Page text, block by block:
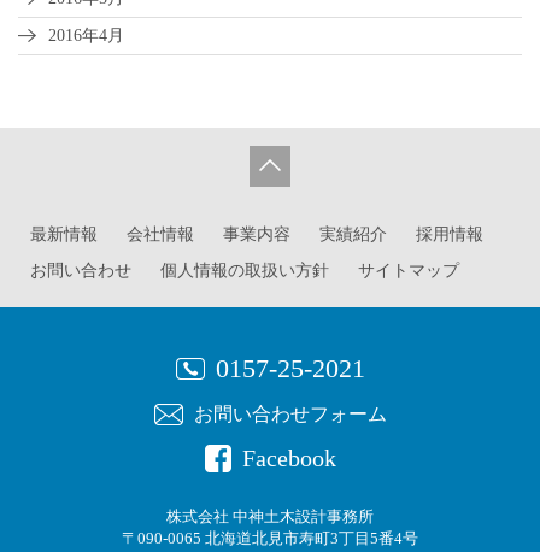
2016年4月
最新情報 会社情報 事業内容 実績紹介
採用情報
お問い合わせ
個人情報の取扱い方針 サイトマップ
0157-25-2021
お問い合わせフォーム
Facebook
株式会社 中神土木設計事務所
〒090-0065 北海道北見市寿町3丁目5番4号